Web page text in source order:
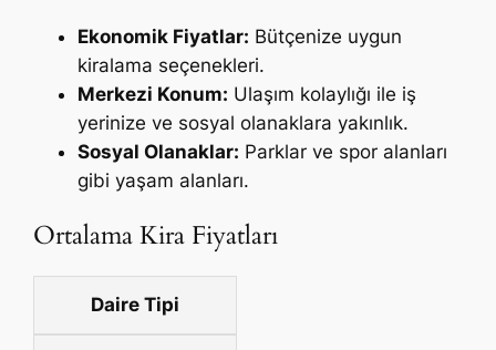
Ekonomik Fiyatlar: Bütçenize uygun
kiralama seçenekleri.
Merkezi Konum: Ulaşım kolaylığı ile iş
yerinize ve sosyal olanaklara yakınlık.
Sosyal Olanaklar: Parklar ve spor alanları
gibi yaşam alanları.
Ortalama Kira Fiyatları
Daire Tipi